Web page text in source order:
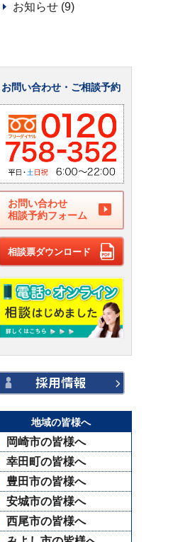
お知らせ (9)
お問い合わせ・ご相談予約
お問い合わせ
相談予約フォーム
相談票ダウンロード
地域の皆様へ
岡崎市の皆様へ
幸田町の皆様へ
豊田市の皆様へ
安城市の皆様へ
西尾市の皆様へ